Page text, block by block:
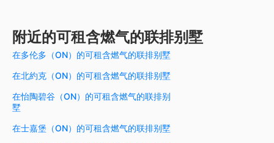
附近的可租含燃气的联排别墅
在多伦多（ON）的可租含燃气的联排别墅
在北約克（ON）的可租含燃气的联排别墅
在怡陶碧谷（ON）的可租含燃气的联排别
墅
在士嘉堡（ON）的可租含燃气的联排别墅